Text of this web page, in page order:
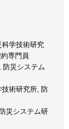
学技術研究
専門員
防災システム
術研究所, 防
災システム研